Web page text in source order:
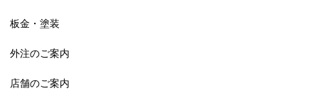
板金・塗装
外注のご案内
店舗のご案内